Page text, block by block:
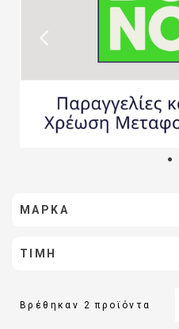
ΜΆΡΚΑ
ΤΙΜΉ
Βρέθηκαν 2 προϊόντα